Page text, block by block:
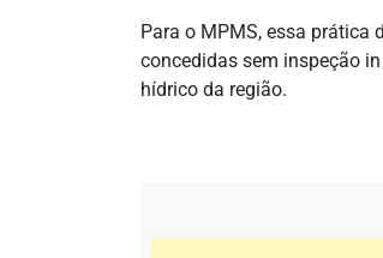
Para o MPMS, essa
concedidas sem inspeção
hídrico da região.